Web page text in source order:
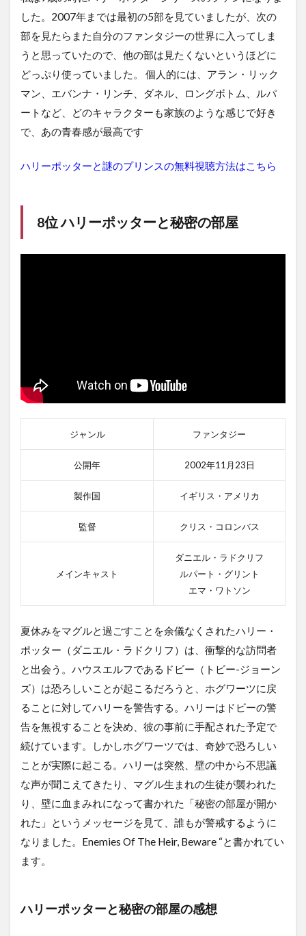
した。2007年までは最初の5部を見ていましたが、次の
部を見たらまた自分のファンタジーの世界に入ってしま
うと思っていたので、他の部は見たくないというほどに
どっぷり使っていました。 個人的には、アラン・リック
マン、エバンナ・リンチ、ダネル、ロングボトム、ルパ
ートなど、どのキャラクターも家族のような感じで好き
で、あの青春感が最高です
ハリーポッターと謎のプリンスの無料視聴方法はこちら
8位 ハリーポッターと秘密の部屋
ジャンル ファンタジー
公開年 2002年11月23日
製作国 イギリス・アメリカ
監督 クリス・コロンバス
メインキャスト
ダニエル・ラドクリフ
ルパート・グリント
エマ・ワトソン
夏休みをマグルと過ごすことを余儀なくされたハリー・
ポッター（ダニエル・ラドクリフ）は、衝撃的な訪問者
と出会う。ハウスエルフであるドビー（トビー-ジョーン
ズ）は恐ろしいことが起こるだろうと、ホグワーツに戻
ることに対してハリーを警告する。ハリーはドビーの警
告を無視することを決め、彼の事前に手配された予定で
続けています。しかしホグワーツでは、奇妙で恐ろしい
ことが実際に起こる。ハリーは突然、壁の中から不思議
な声が聞こえてきたり、マグル生まれの生徒が襲われた
り、壁に血まみれになって書かれた「秘密の部屋が開か
れた」というメッセージを見て、誰もが警戒するように
なりました。Enemies Of The Heir, Beware “と書かれてい
ます。
ハリーポッターと秘密の部屋の感想